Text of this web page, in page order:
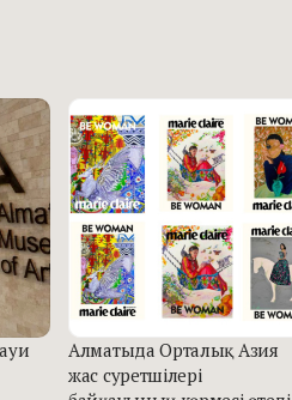
Алматыда Орталық Азия
жас суретшілері